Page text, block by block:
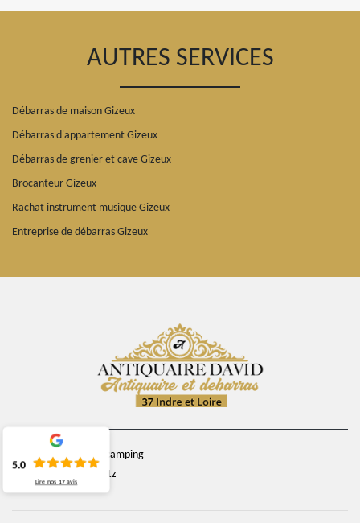
AUTRES SERVICES
Débarras de maison Gizeux
Débarras d'appartement Gizeux
Débarras de grenier et cave Gizeux
Brocanteur Gizeux
Rachat instrument musique Gizeux
Entreprise de débarras Gizeux
chemin du camping
37270 Veretz
5.0
Lire nos 17 avis